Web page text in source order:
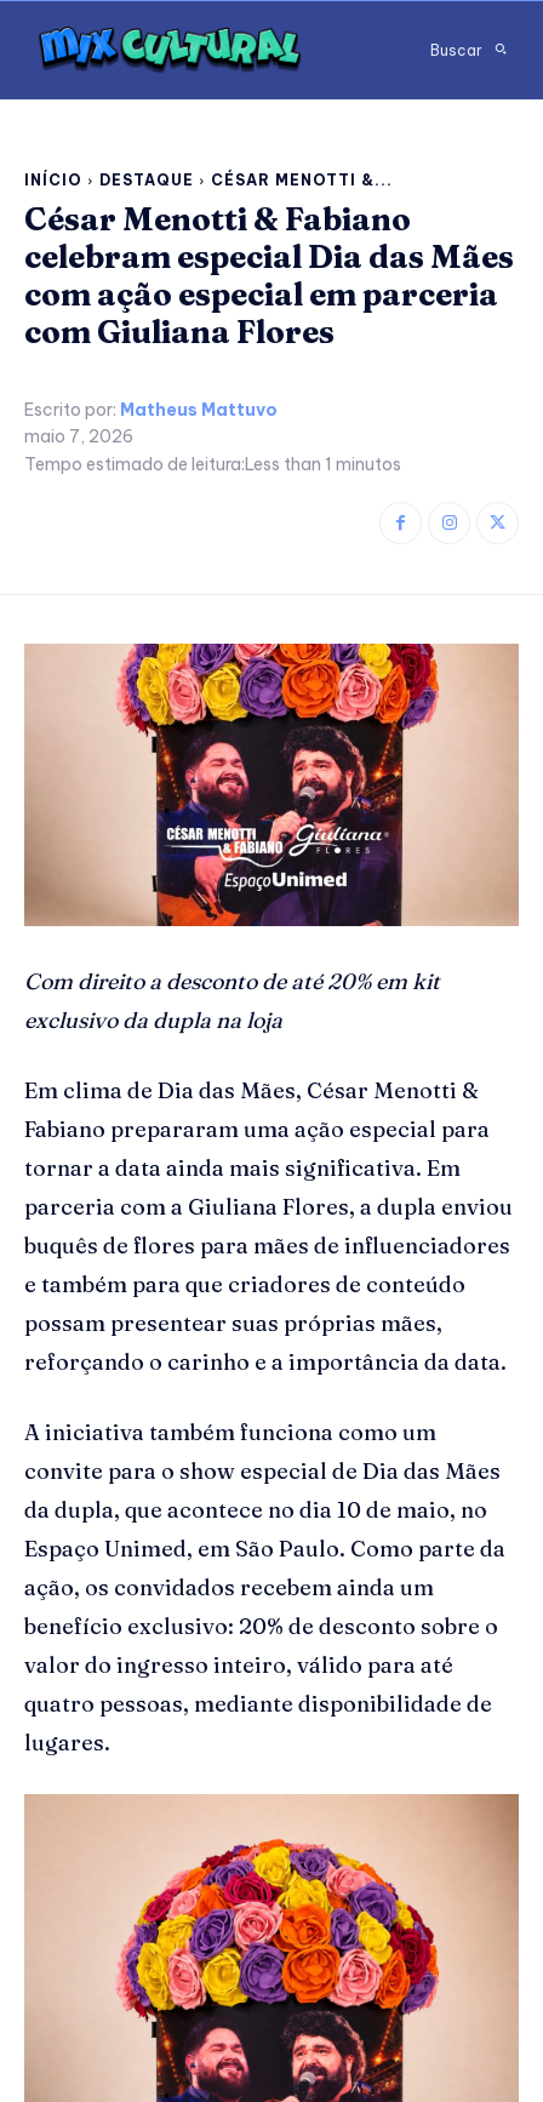
Buscar
INÍCIO DESTAQUE CÉSAR MENOTTI &...
César Menotti & Fabiano
celebram especial Dia das Mães
com ação especial em parceria
com Giuliana Flores
Escrito por: Matheus Mattuvo
maio 7, 2026
Tempo estimado de leitura:Less than 1 minutos
Com direito a desconto de até 20% em kit
exclusivo da dupla na loja
Em clima de Dia das Mães, César Menotti &
Fabiano prepararam uma ação especial para
tornar a data ainda mais significativa. Em
parceria com a Giuliana Flores, a dupla enviou
buquês de flores para mães de influenciadores
e também para que criadores de conteúdo
possam presentear suas próprias mães,
reforçando o carinho e a importância da data.
A iniciativa também funciona como um
convite para o show especial de Dia das Mães
da dupla, que acontece no dia 10 de maio, no
Espaço Unimed, em São Paulo. Como parte da
ação, os convidados recebem ainda um
benefício exclusivo: 20% de desconto sobre o
valor do ingresso inteiro, válido para até
quatro pessoas, mediante disponibilidade de
lugares.